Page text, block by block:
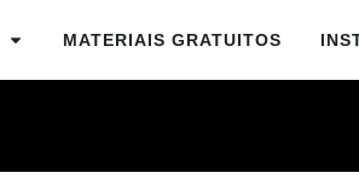
MATERIAIS GRATUITOS